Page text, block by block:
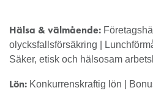
Hälsa & välmående:
olycksfallsförsäkring |
Säker, etisk och hälsosam
Lön: Konkurrenskraftig lön |